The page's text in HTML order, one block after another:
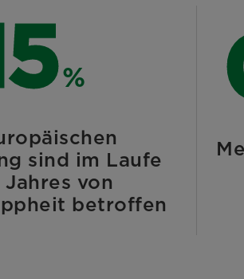
sind im Laufe
Jahres von